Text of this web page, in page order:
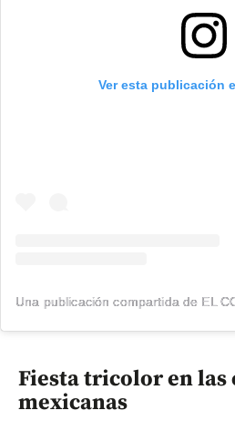
Ver esta publicación
Fiesta tricolor en las
mexicanas